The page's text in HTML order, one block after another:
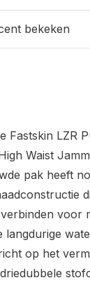
bekeken
Fastskin LZR
Waist
pak heeft
voor
langdurige
op het